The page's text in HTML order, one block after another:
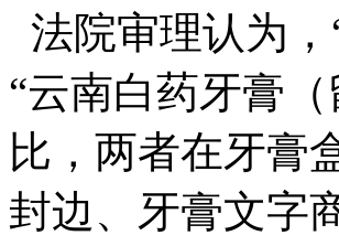
法院审理认为，
“云南白药牙膏
比，两者在牙膏
封边、牙膏文字